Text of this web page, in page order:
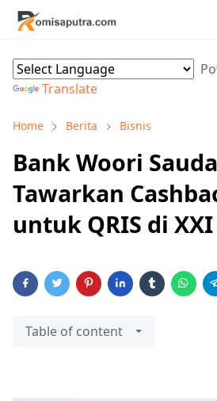
Translate
Home Berita Bisnis
Bank Woori
Tawarkan
untuk QRIS di XXI
Table of content